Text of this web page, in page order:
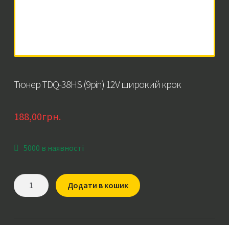
Тюнер TDQ-38HS (9pin) 12V широкий крок
188,00грн.
5000 в наявності
Тюнер
TDQ-
Додати в кошик